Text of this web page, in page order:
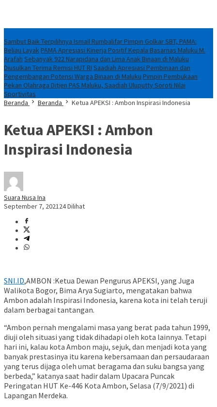
Sambut Baik Terpilihnya Ismail Rumbalifar Pimpin Golkar SBT, PAMA:
Beliau LayakPAMA Apresiasi Kinerja Positif Kepala Basarnas Maluku M.
Arafah Sebanyak 922 Narapidana dan Lima Anak Binaan di Maluku
Diusulkan Terima Remisi HUT RI Saadiah Apresiasi Pembinaan dan
Pengembangan Potensi Warga Binaan di Maluku Pimpin Pembukaan
Pekan Olahraga Ditjen PAS Maluku, Saadiah Uluputty Soroti Nilai
Sportivitas
Beranda
Beranda Ketua APEKSI : Ambon Inspirasi Indonesia
Ketua APEKSI : Ambon
Inspirasi Indonesia
Suara Nusa Ina
September 7, 202124 Dilihat
SNI.ID,AMBON :Ketua Dewan Pengurus APEKSI, yang Juga
Walikota Bogor, Bima Arya Sugiarto, mengatakan bahwa
Ambon adalah Inspirasi Indonesia, karena kota ini telah teruji
dalam berbagai tantangan.
“Ambon pernah mengalami masa yang berat pada tahun 1999,
diuji oleh situasi yang tidak dihadapi oleh kota lainnya. Tetapi
hari ini, kalau kota Ambon maju, sejuk, dan menjadi kota yang
banyak prestasinya itu karena kebersamaan dan persaudaraan
yang terus dijaga oleh umat beragama dan suku bangsa yang
berbeda,” katanya saat hadir dalam Upacara Puncak
Peringatan HUT Ke-446 Kota Ambon, Selasa (7/9/2021) di
Lapangan Merdeka.